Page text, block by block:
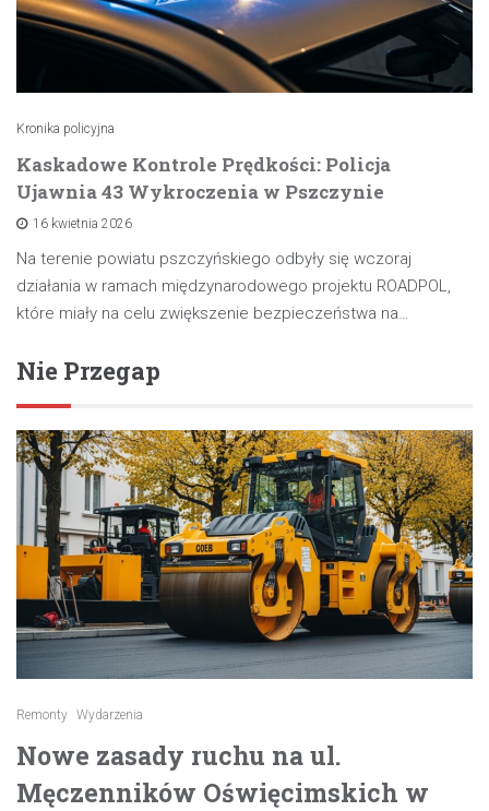
Kronika policyjna
Kaskadowe Kontrole Prędkości: Policja
Ujawnia 43 Wykroczenia w Pszczynie
16 kwietnia 2026
Na terenie powiatu pszczyńskiego odbyły się wczoraj
działania w ramach międzynarodowego projektu ROADPOL,
które miały na celu zwiększenie bezpieczeństwa na…
Nie Przegap
Remonty Wydarzenia
Nowe zasady ruchu na ul.
Męczenników Oświęcimskich w